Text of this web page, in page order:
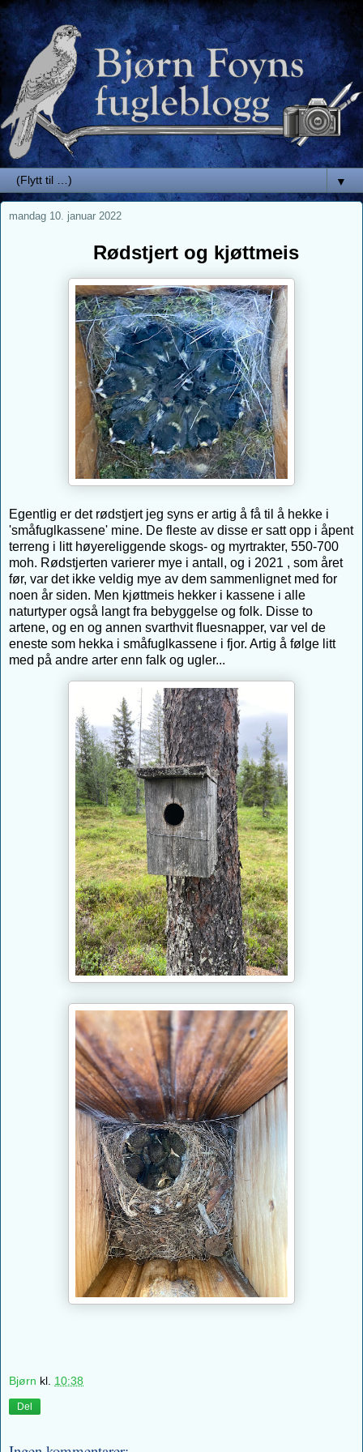
▼
mandag 10. januar 2022
Rødstjert og kjøttmeis
Egentlig er det rødstjert jeg syns er artig å få til å hekke i
'småfuglkassene' mine. De fleste av disse er satt opp i åpent
terreng i litt høyereliggende skogs- og myrtrakter, 550-700
moh. Rødstjerten varierer mye i antall, og i 2021 , som året
før, var det ikke veldig mye av dem sammenlignet med for
noen år siden. Men kjøttmeis hekker i kassene i alle
naturtyper også langt fra bebyggelse og folk. Disse to
artene, og en og annen svarthvit fluesnapper, var vel de
eneste som hekka i småfuglkassene i fjor. Artig å følge litt
med på andre arter enn falk og ugler...
Bjørn kl. 10:38
Del